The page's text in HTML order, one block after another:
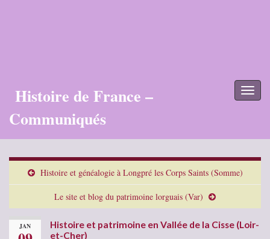
Histoire de France –
Communiqués
Histoire et généalogie à Longpré les Corps Saints (Somme)
Le site et blog du patrimoine lorguais (Var)
JAN
Histoire et patrimoine en Vallée de la Cisse (Loir-
et-Cher)